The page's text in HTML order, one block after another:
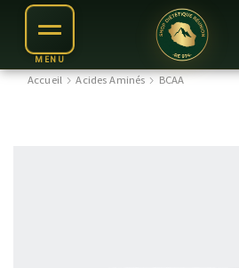
Accueil Acides Aminés BCAA